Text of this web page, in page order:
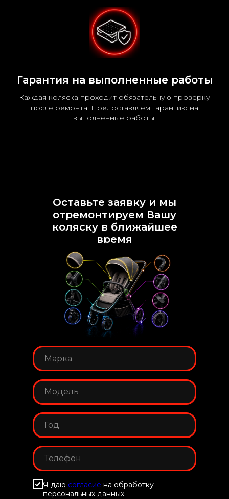
Гарантия на выполненные работы
Каждая коляска проходит обязательную проверку
после ремонта. Предоставляем гарантию на
выполненные работы.
Оставьте заявку и мы
отремонтируем Вашу
коляску в ближайшее
время
Я даю согласие на обработку
персональных данных